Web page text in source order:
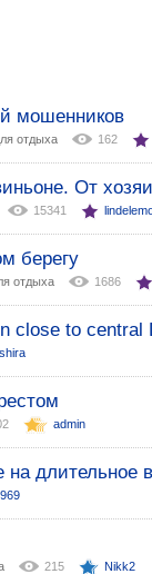
мошенников
отдыха 162
От
15341
берегу
отдыха 1686
close to
admin
длительное
215 Nikk2